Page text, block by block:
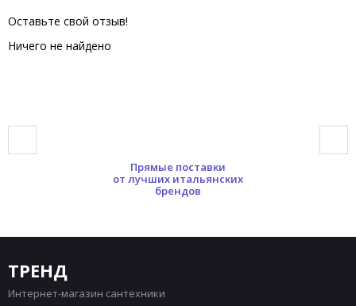
Оставьте свой отзыв!
Ничего не найдено
Прямые поставки
от лучших итальянских
брендов
ТРЕНД
Интернет-магазин сантехники